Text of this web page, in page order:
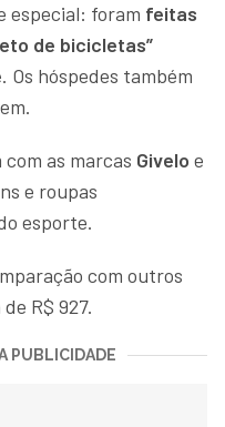
especial: foram feitas
de bicicletas”
. Os hóspedes também
as marcas Givelo e
e roupas
esporte.
com outros
R$ 927.
PUBLICIDADE